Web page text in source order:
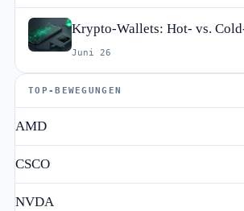
Krypto-Wallets: Hot- vs.
Juni 26
TOP-BEWEGUNGEN
AMD
CSCO
NVDA